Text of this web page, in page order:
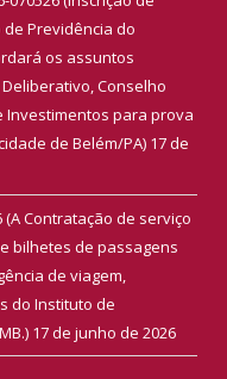
Previdência do
os assuntos
Conselho
Investimentos para prova
de Belém/PA) 17 de
(A Contratação de serviço
bilhetes de passagens
de viagem,
do Instituto de
17 de junho de 2026